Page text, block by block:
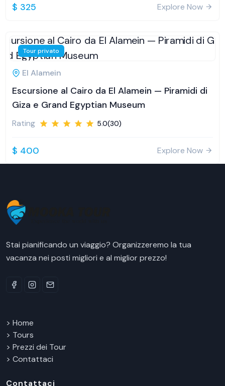
$ 325 Explore Now
Tour privato
El Alamein
Escursione al Cairo da El Alamein — Piramidi di
Giza e Grand Egyptian Museum
Rating 5.0(30)
$ 400 Explore Now
Stai pianificando un viaggio? Organizzeremo la tua
vacanza nei posti migliori e al miglior prezzo!
> Home
> Tours
> Prezzi dei Tour
> Contattaci
Contattaci